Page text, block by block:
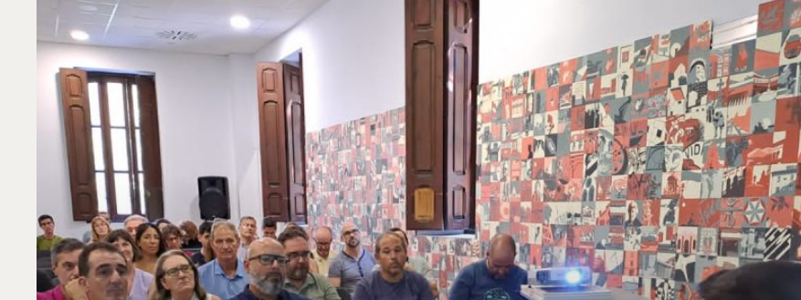
PRIMER
ENCUENTRO
COMUNIDADES
ENERGÉTICAS
LOCALES